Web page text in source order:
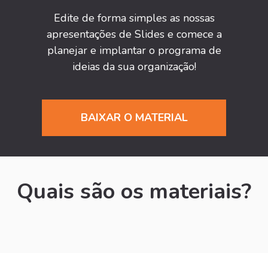
Edite de forma simples as nossas
apresentações de Slides e comece a
planejar e implantar o programa de
ideias da sua organização!
BAIXAR O MATERIAL
Quais são os materiais?